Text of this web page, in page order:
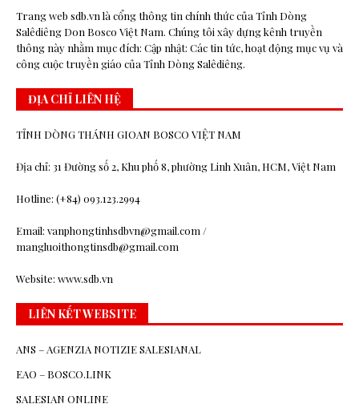
Trang web sdb.vn là cổng thông tin chính thức của Tỉnh Dòng
Salêdiêng Don Bosco Việt Nam. Chúng tôi xây dựng kênh truyền
thông này nhằm mục đích: Cập nhật: Các tin tức, hoạt động mục vụ và
công cuộc truyền giáo của Tỉnh Dòng Salêdiêng.
ĐỊA CHỈ LIÊN HỆ
TỈNH DÒNG THÁNH GIOAN BOSCO VIỆT NAM
Địa chỉ: 31 Đường số 2, Khu phố 8, phường Linh Xuân, HCM, Việt Nam
Hotline: (+84) 093.123.2994
Email: vanphongtinhsdbvn@gmail.com /
mangluoithongtinsdb@gmail.com
Website: www.sdb.vn
LIÊN KẾT WEBSITE
ANS – AGENZIA NOTIZIE SALESIANAL
EAO – BOSCO.LINK
SALESIAN ONLINE